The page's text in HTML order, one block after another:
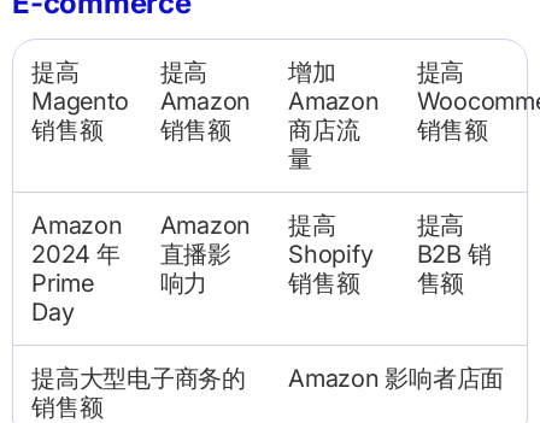
提高
Magento
销售额
提高
Amazon
销售额
增加
Amazon
商店流
量
提高
销售额
Amazon
2024 年
Prime
Day
Amazon
直播影
响力
提高
Shopify
销售额
提高
B2B 销
售额
提高大型电子商务的
销售额
Amazon 影响者店面